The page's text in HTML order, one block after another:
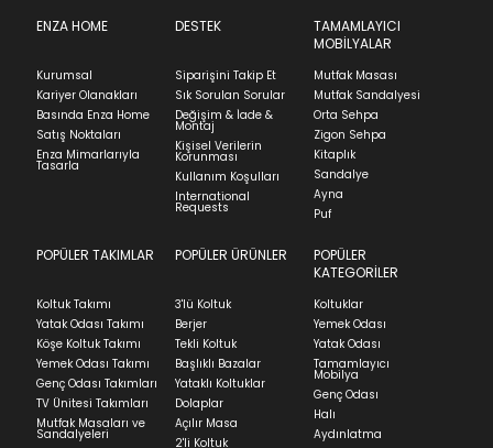
Stock moves super-fast. This look-up is an
indication of where stock might be available but
we can't guarantee it'll be there for long.
içinde iade başvurusunda bulunarak sürecinizi
Ürünü iade etmek için, orijinal kutusuyla ve
faturasıyla birlikte göndermelisiniz.
İadenizin kabul edilmesi için, ürünün hasar
görmemiş, kurulumunun yapılmamış ve
kullanılmamış olması gerekmektedir.
İade ve Değişim bölümünü ziyaret ediniz.
Teslimat
Ev tekstili siparişlerinizin kargoya verilme süresi
ortalama 5-24 iş günüdür.
Yatak siparişlerinizin teslim süresi yaşadığınız şehre
ve ürünün stok durumuna göre ortalama 5-24 iş
günüdür.
Panel ve Döşeme grubu ürün siparişlerinizin teslim
ENZA HOME
Kurumsal
Kariyer Olanakları
Basında Enza Home
Satış Noktaları
Enza Mimarlarıyla
Tasarla
DESTEK
Siparişini Takip Et
Sık Sorulan Sorular
Değişim & İade &
Montaj
Kişisel Verilerin
Korunması
Kullanım Koşulları
International
Requests
TAMAMLAYICI
MOBİLYALAR
Mutfak Masası
Mutfak Sandalyesi
Orta Sehpa
Zigon Sehpa
Kitaplık
Sandalye
Ayna
Puf
POPÜLER TAKIMLAR
Koltuk Takımı
Yatak Odası Takımı
Köşe Koltuk Takımı
Yemek Odası Takımı
Genç Odası Takımları
TV Ünitesi Takımları
Mutfak Masaları ve
Sandalyeleri
POPÜLER ÜRÜNLER
3'lü Koltuk
Berjer
Tekli Koltuk
Başlıklı Bazalar
Yataklı Koltuklar
Dolaplar
Açılır Masa
2'li Koltuk
POPÜLER
KATEGORİLER
Koltuklar
Yemek Odası
Yatak Odası
Tamamlayıcı
Mobilya
Genç Odası
Halı
Aydınlatma